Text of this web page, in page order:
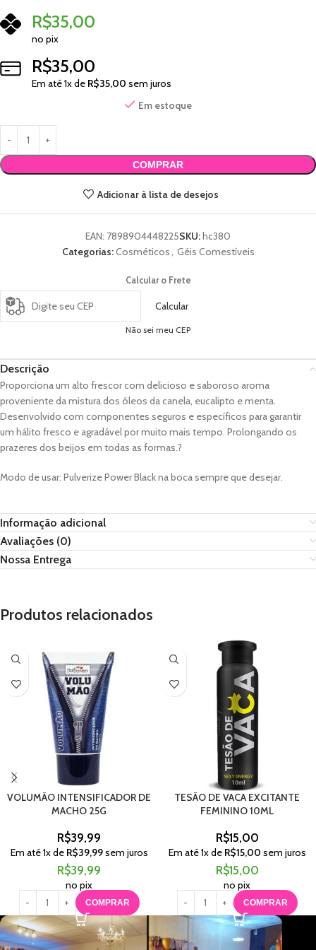
R$35,00
no pix
R$35,00
Em até1x de R$35,00 sem juros
Em estoque
COMPRAR
Adicionar à lista de desejos
EAN: 7898904448225SKU:hc380
Categorias:Cosméticos, Géis Comestíveis
Calcular o Frete
Calcular
Não sei meu CEP
Descrição
Proporciona um alto frescor com delicioso e saboroso aroma
proveniente da mistura dos óleos da canela, eucalipto e menta.
Desenvolvido com componentes seguros e específicos para garantir
um hálito fresco e agradável por muito mais tempo. Prolongando os
prazeres dos beijos em todas as formas.?
Modo de usar: Pulverize Power Black na boca sempre que desejar.
Informação adicional
Avaliações (0)
Nossa Entrega
Produtos relacionados
VOLUMÃO INTENSIFICADOR DE
MACHO 25G
R$39,99
Em até1x de R$39,99sem juros
R$39,99
no pix
COMPRAR
TESÃO DE VACA EXCITANTE
FEMININO 10ML
R$15,00
Em até1x de R$15,00 sem juros
R$15,00
no pix
COMPRAR